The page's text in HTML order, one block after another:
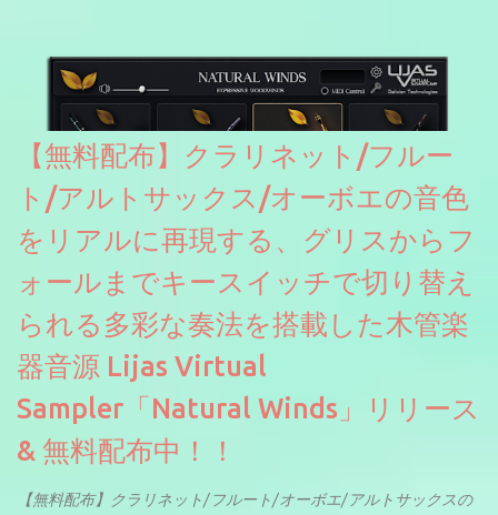
ソースを元に設計・改良した製品のようです。
【無料配布】クラリネット/フルー
ト/アルトサックス/オーボエの音色
をリアルに再現する、グリスからフ
ォールまでキースイッチで切り替え
られる多彩な奏法を搭載した木管楽
器音源 Lijas Virtual
Sampler「Natural Winds」リリース
& 無料配布中！！
【無料配布】クラリネット/フルート/オーボエ/アルトサックスの